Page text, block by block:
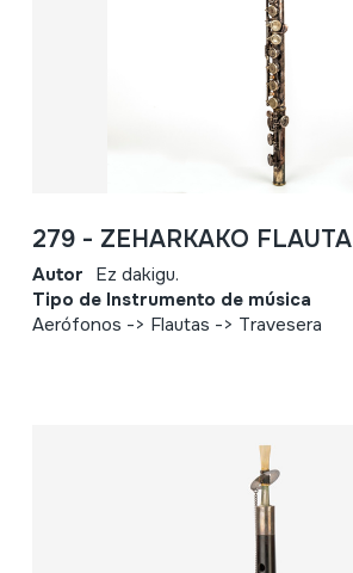
279 - ZEHARKAKO FLAUTA
Autor Ez dakigu.
Tipo de Instrumento de música
Aerófonos -> Flautas -> Travesera